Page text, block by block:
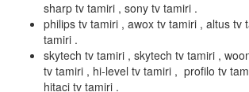
sharp tv tamiri , sony tv tamiri .
philips tv tamiri , awox tv tamiri , altus tv
tamiri .
skytech tv tamiri , skytech tv tamiri ,
tv tamiri , hi-level tv tamiri , profilo tv
hitaci tv tamiri .